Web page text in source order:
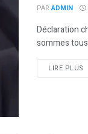
PAR ADMIN
Déclaration
sommes
LIRE PLUS